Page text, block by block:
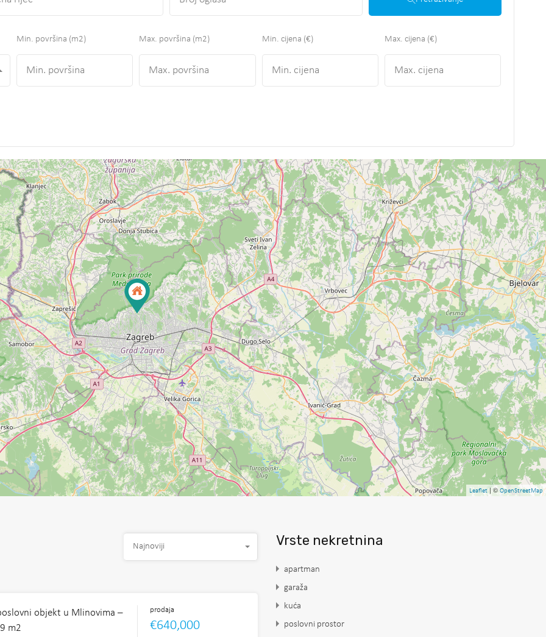
Min. površina (m2) Max. površina (m2) Min. cijena (€) Max. cijena (€)
Leaflet| © OpenStreetMap
Najnoviji
objekt u Mlinovima –
m2
prodaja
€640,000
Vrste nekretnina
apartman
garaža
kuća
poslovni prostor